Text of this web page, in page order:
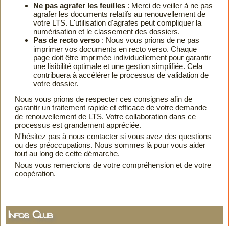
Infos Club
Ne pas agrafer les feuilles: Merci de veiller à ne pas
agrafer les documents relatifs au renouvellement de
votre LTS. L'utilisation d'agrafes peut compliquer la
numérisation et le classement des dossiers.
Pas de recto verso: Nous vous prions de ne pas
imprimer vos documents en recto verso. Chaque
page doit être imprimée individuellement pour garantir
une lisibilité optimale et une gestion simplifiée. Cela
contribuera à accélérer le processus de validation de
votre dossier.
Nous vous prions de respecter ces consignes afin de
garantir un traitement rapide et efficace de votre demande
de renouvellement de LTS. Votre collaboration dans ce
processus est grandement appréciée.
N'hésitez pas à nous contacter si vous avez des questions
ou des préoccupations. Nous sommes là pour vous aider
tout au long de cette démarche.
Nous vous remercions de votre compréhension et de votre
coopération.